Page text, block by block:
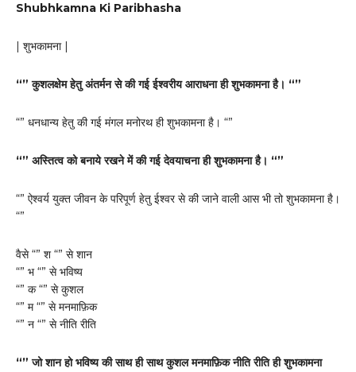
Shubhkamna Ki Paribhasha
| शुभकामना |
“” कुशलक्षेम हेतु अंतर्मन से की गई ईश्वरीय आराधना ही शुभकामना है। “”
“” धनधान्य हेतु की गई मंगल मनोरथ ही शुभकामना है। “”
“” अस्तित्व को बनाये रखने में की गई देवयाचना ही शुभकामना है। “”
“” ऐश्वर्य युक्त जीवन के परिपूर्ण हेतु ईश्वर से की जाने वाली आस भी तो शुभकामना है।
“”
वैसे “” श “” से शान
“” भ “” से भविष्य
“” क “” से कुशल
“” म “” से मनमाफ़िक
“” न “” से नीति रीति
“” जो शान हो भविष्य की साथ ही साथ कुशल मनमाफ़िक नीति रीति ही शुभकामना